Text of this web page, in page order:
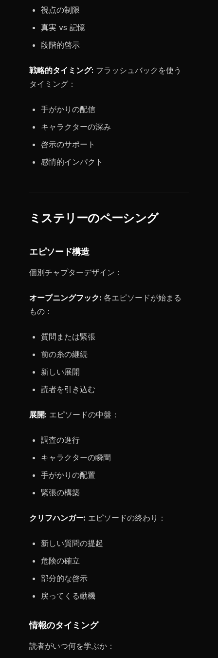
視点の制限
真実 vs 記憶
段階的啓示
戦略的タイミング: フラッシュバックを使う
タイミング：
手がかりの配信
キャラクターの深み
啓示のサポート
感情的インパクト
ミステリーのペーシング
エピソード構造
個別チャプターデザイン：
オープニングフック: 各エピソードが始まる
もの：
質問または緊張
前の糸の継続
新しい展開
読者を引き込む
展開: エピソードの中盤：
調査の進行
キャラクターの瞬間
手がかりの配置
緊張の構築
クリフハンガー: エピソードの終わり：
新しい質問の提起
危険の確立
部分的な啓示
戻ってくる動機
情報のタイミング
読者がいつ何を学ぶか：